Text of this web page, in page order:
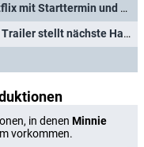
und offiziellem Trailer für fünfte Staffel
Harlan-Coban-Adaption bei Netflix vor
in denen Minnie
vorkommen.